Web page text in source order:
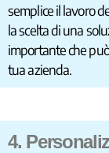
semplice il lavoro
la scelta di una
importante che
tua azienda.
4.